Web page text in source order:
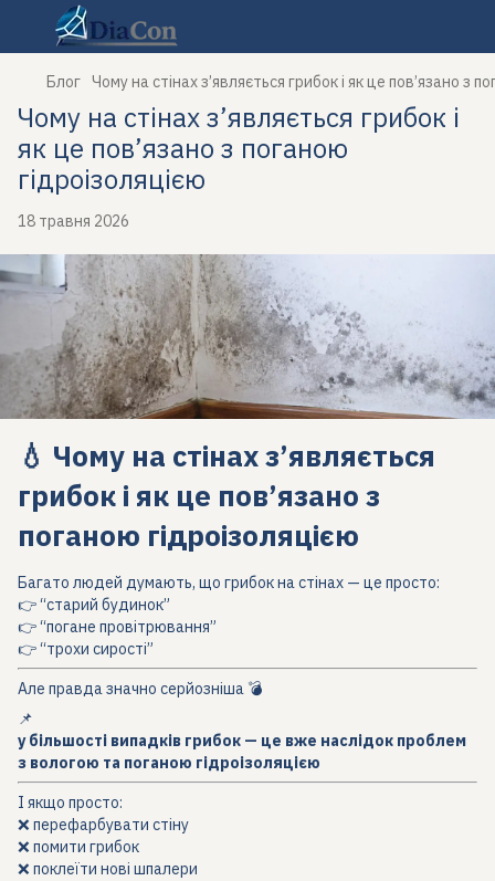
Блог Чому на стінах з’являється грибок і як це пов’язано з
Чому на стінах з’являється грибок і
як це пов’язано з поганою
гідроізоляцією
18 травня 2026
💧 Чому на стінах з’являється
грибок і як це пов’язано з
поганою гідроізоляцією
Багато людей думають, що грибок на стінах — це просто:
👉 “старий будинок”
👉 “погане провітрювання”
👉 “трохи сирості”
Але правда значно серйозніша 💣
📌
у більшості випадків грибок — це вже наслідок проблем
з вологою та поганою гідроізоляцією
І якщо просто:
❌ перефарбувати стіну
❌ помити грибок
❌ поклеїти нові шпалери